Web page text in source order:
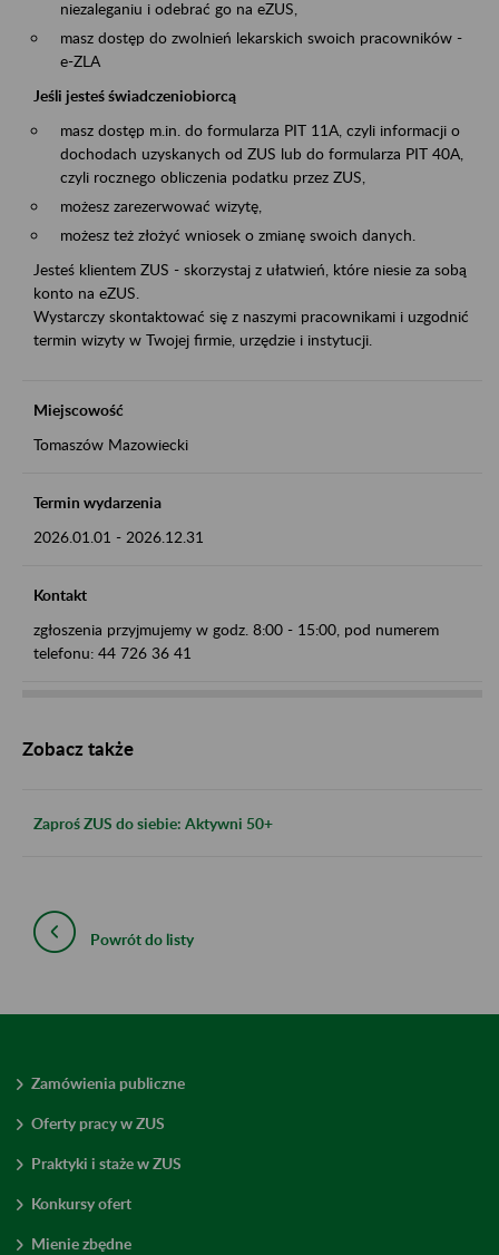
niezaleganiu i odebrać go na eZUS,
masz dostęp do zwolnień lekarskich swoich pracowników -
e-ZLA
Jeśli jesteś świadczeniobiorcą
masz dostęp m.in. do formularza PIT 11A, czyli informacji o
dochodach uzyskanych od ZUS lub do formularza PIT 40A,
czyli rocznego obliczenia podatku przez ZUS,
możesz zarezerwować wizytę,
możesz też złożyć wniosek o zmianę swoich danych.
Jesteś klientem ZUS - skorzystaj z ułatwień, które niesie za sobą
konto na eZUS.
Wystarczy skontaktować się z naszymi pracownikami i uzgodnić
termin wizyty w Twojej firmie, urzędzie i instytucji.
Miejscowość
Tomaszów Mazowiecki
Termin wydarzenia
2026.01.01 - 2026.12.31
Kontakt
zgłoszenia przyjmujemy w godz. 8:00 - 15:00, pod numerem
telefonu: 44 726 36 41
Zobacz także
Zaproś ZUS do siebie: Aktywni 50+
Powrót do listy
Zamówienia publiczne
Oferty pracy w ZUS
Praktyki i staże w ZUS
Konkursy ofert
Mienie zbędne